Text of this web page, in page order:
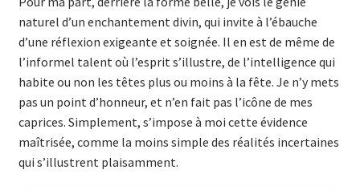
naturel d’un enchantement divin, qui invite à l’ébauche
d’une réflexion exigeante et soignée. Il en est de même de
l’informel talent où l’esprit s’illustre, de l’intelligence qui
habite ou non les têtes plus ou moins à la fête. Je n’y mets
pas un point d’honneur, et n’en fait pas l’icône de mes
caprices. Simplement, s’impose à moi cette évidence
maîtrisée, comme la moins simple des réalités incertaines
qui s’illustrent plaisamment.